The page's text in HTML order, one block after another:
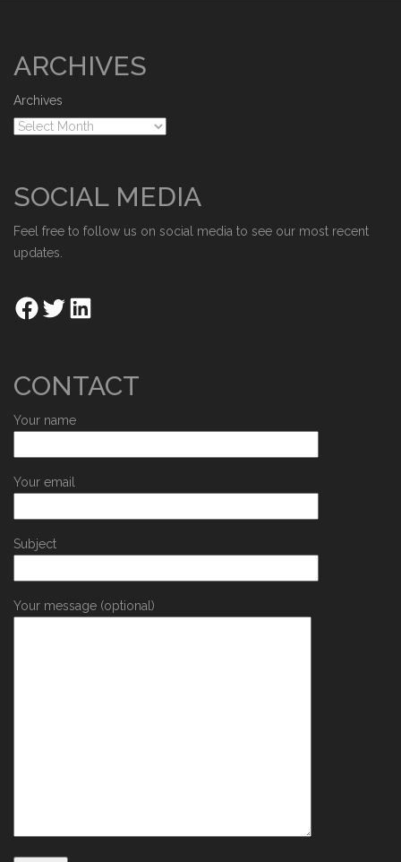
ARCHIVES
Archives
SOCIAL MEDIA
Feel free to follow us on social media to see our most recent
updates.
CONTACT
Your name
Your email
Subject
Your message (optional)